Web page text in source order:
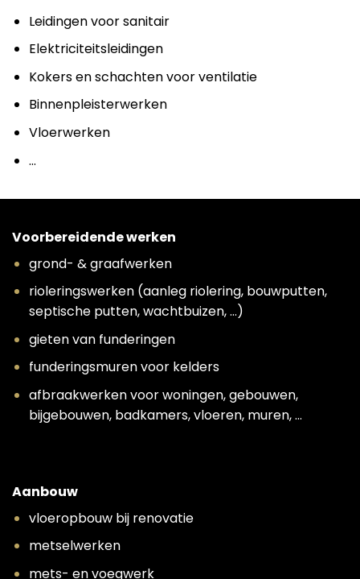
Leidingen voor sanitair
Elektriciteitsleidingen
Kokers en schachten voor ventilatie
Binnenpleisterwerken
Vloerwerken
…
Voorbereidende werken
grond- & graafwerken
rioleringswerken (aanleg riolering, bouwputten,
septische putten, wachtbuizen, …)
gieten van funderingen
funderingsmuren voor kelders
afbraakwerken voor woningen, gebouwen,
bijgebouwen, badkamers, vloeren, muren, …
Aanbouw
vloeropbouw bij renovatie
metselwerken
mets- en voegwerk